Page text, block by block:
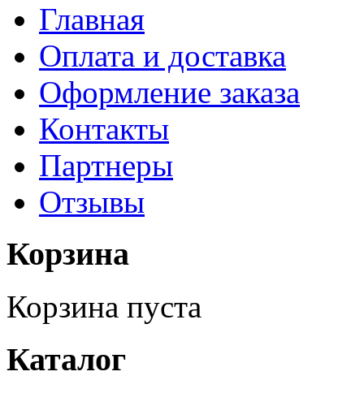
Главная
Оплата и доставка
Оформление заказа
Контакты
Партнеры
Отзывы
Корзина
Корзина пуста
Каталог